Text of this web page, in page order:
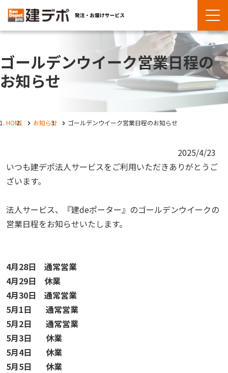
ゴールデンウイーク営業日程の
お知らせ
HOME お知らせ ゴールデンウイーク営業日程のお知らせ
2025/4/23
いつも建デポ法人サービスをご利用いただきありがとうご
ざいます。
法人サービス、『建deポーター』のゴールデンウイークの
営業日程をお知らせいたします。
4月28日 通常営業
4月29日 休業
4月30日 通常営業
5月1日 通常営業
5月2日 通常営業
5月3日 休業
5月4日 休業
5月5日 休業